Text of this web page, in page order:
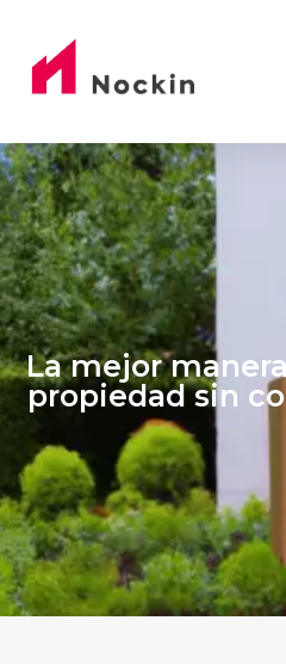
La mejor
propiedad sin